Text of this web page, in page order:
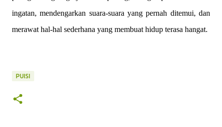
ingatan, mendengarkan suara-suara yang pernah ditemui, dan
merawat hal-hal sederhana yang membuat hidup terasa hangat.
PUISI